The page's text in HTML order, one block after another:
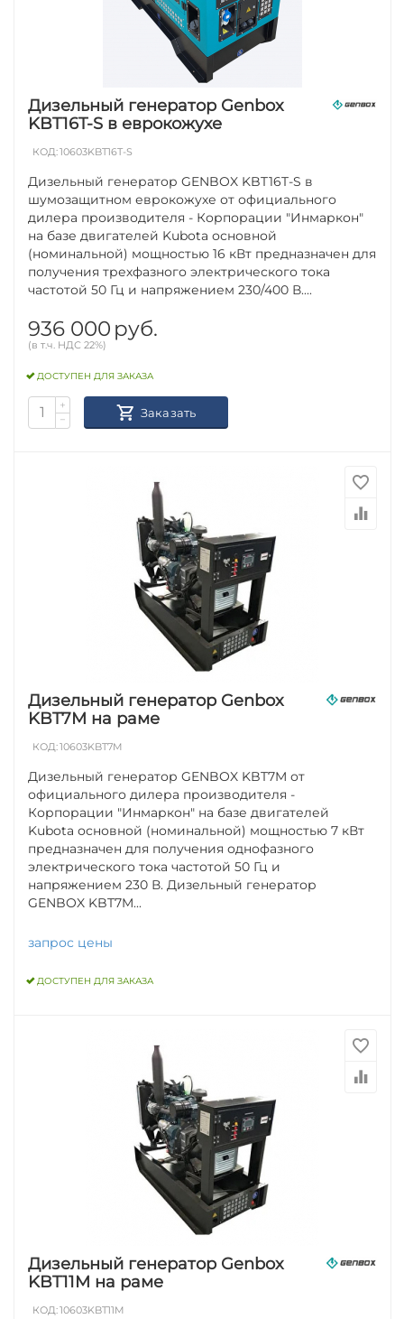
Дизельный генератор Genbox
KBT16T-S в еврокожухе
КОД:10603KBT16T-S
Дизельный генератор GENBOX KBT16T-S в
шумозащитном еврокожухе от официального
дилера производителя - Корпорации "Инмаркон"
на базе двигателей Kubota основной
(номинальной) мощностью 16 кВт предназначен для
получения трехфазного электрического тока
частотой 50 Гц и напряжением 230/400 В....
936 000 руб.
(в т.ч. НДС 22%)
ДОСТУПЕН ДЛЯ ЗАКАЗА
+
−
Заказать
Дизельный генератор Genbox
KBT7M на раме
КОД:10603KBT7M
Дизельный генератор GENBOX KBT7M от
официального дилера производителя -
Корпорации "Инмаркон" на базе двигателей
Kubota основной (номинальной) мощностью 7 кВт
предназначен для получения однофазного
электрического тока частотой 50 Гц и
напряжением 230 В. Дизельный генератор
GENBOX KBT7M...
запрос цены
ДОСТУПЕН ДЛЯ ЗАКАЗА
Дизельный генератор Genbox
KBT11M на раме
КОД:10603KBT11M